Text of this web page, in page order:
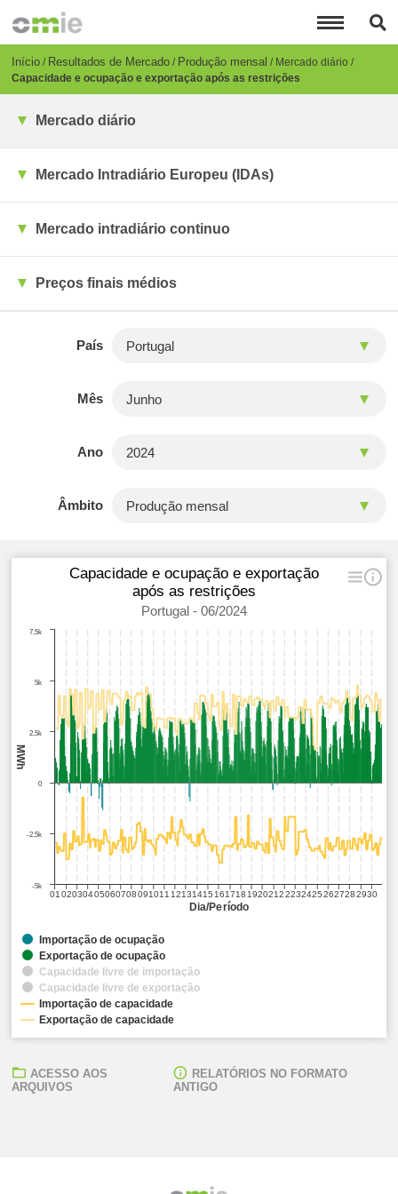
para
conteúdo
principal
Breadcrumb
Início Resultados de Mercado Produção mensal
Mercado diário
Capacidade e ocupação e exportação após as restrições
Mercado diário
Mercado Intradiário Europeu (IDAs)
Mercado intradiário continuo
Preços finais médios
País
Mês
Ano
Âmbito
Dia/Período
MWh
Capacidade e ocupação e exportação
após as restrições
Portugal - 06/2024
01 02030405060708091011 12131415 161718 192021222324252627282930
0
-5k
-2,5k
2,5k
5k
7,5k
Importação de ocupação
Exportação de ocupação
Capacidade livre de importação
Capacidade livre de exportação
Importação de capacidade
Exportação de capacidade
ACESSO AOS
ARQUIVOS
RELATÓRIOS NO FORMATO
ANTIGO